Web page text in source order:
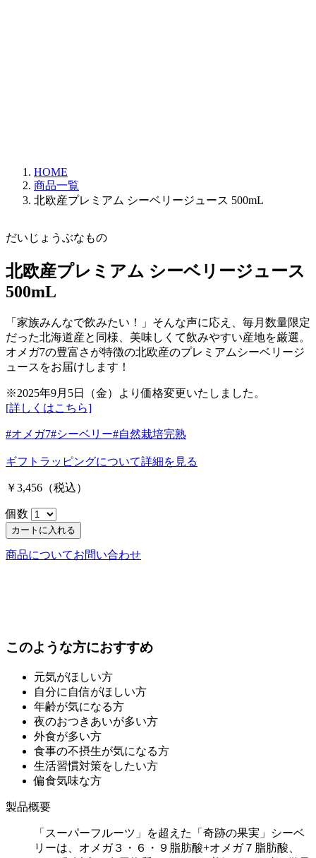
HOME
商品一覧
北欧産プレミアム シーベリージュース 500mL
だいじょうぶなもの
北欧産プレミアム シーベリージュース
500mL
「家族みんなで飲みたい！」そんな声に応え、毎月数量限定
だった北海道産と同様、美味しくて飲みやすい産地を厳選。
オメガ7の豊富さが特徴の北欧産のプレミアムシーベリージ
ュースをお届けします！
※2025年9月5日（金）より価格変更いたしました。
[詳しくはこちら]
#オメガ7#シーベリー#自然栽培完熟
ギフトラッピングについて詳細を見る
￥3,456 （税込）
個数
カートに入れる
商品についてお問い合わせ
このような方におすすめ
元気がほしい方
自分に自信がほしい方
年齢が気になる方
夜のおつきあいが多い方
外食が多い方
食事の不摂生が気になる方
生活習慣対策をしたい方
偏食気味な方
製品概要
「スーパーフルーツ」を超えた「奇跡の果実」シーベ
リーは、オメガ３・６・９脂肪酸+オメガ７脂肪酸、